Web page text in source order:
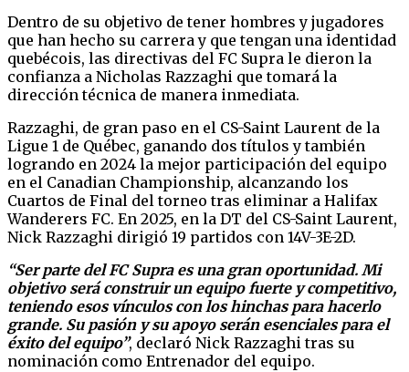
Dentro de su objetivo de tener hombres y jugadores
que han hecho su carrera y que tengan una identidad
quebécois, las directivas del FC Supra le dieron la
confianza a Nicholas Razzaghi que tomará la
dirección técnica de manera inmediata.
Razzaghi, de gran paso en el CS-Saint Laurent de la
Ligue 1 de Québec, ganando dos títulos y también
logrando en 2024 la mejor participación del equipo
en el Canadian Championship, alcanzando los
Cuartos de Final del torneo tras eliminar a Halifax
Wanderers FC. En 2025, en la DT del CS-Saint Laurent,
Nick Razzaghi dirigió 19 partidos con 14V-3E-2D.
“Ser parte del FC Supra es una gran oportunidad. Mi
objetivo será construir un equipo fuerte y competitivo,
teniendo esos vínculos con los hinchas para hacerlo
grande. Su pasión y su apoyo serán esenciales para el
éxito del equipo”, declaró Nick Razzaghi tras su
nominación como Entrenador del equipo.